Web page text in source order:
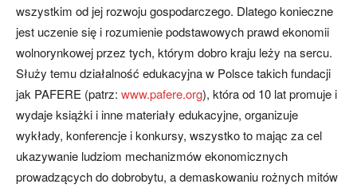
wszystkim od jej rozwoju gospodarczego. Dlatego konieczne
jest uczenie się i rozumienie podstawowych prawd ekonomii
wolnorynkowej przez tych, którym dobro kraju leży na sercu.
Służy temu działalność edukacyjna w Polsce takich fundacji
jak PAFERE (patrz: www.pafere.org), która od 10 lat promuje i
wydaje książki i inne materiały edukacyjne, organizuje
wykłady, konferencje i konkursy, wszystko to mając za cel
ukazywanie ludziom mechanizmów ekonomicznych
prowadzących do dobrobytu, a demaskowaniu rożnych mitów